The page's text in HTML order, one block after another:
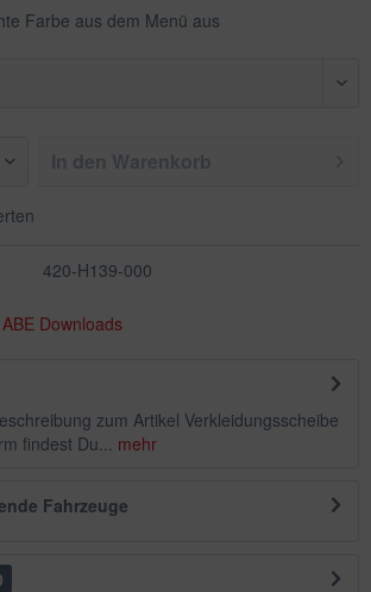
Farbe aus dem Menü aus
420-H139-000
Downloads
zum Artikel Verkleidungsscheibe
findest Du... mehr
Fahrzeuge